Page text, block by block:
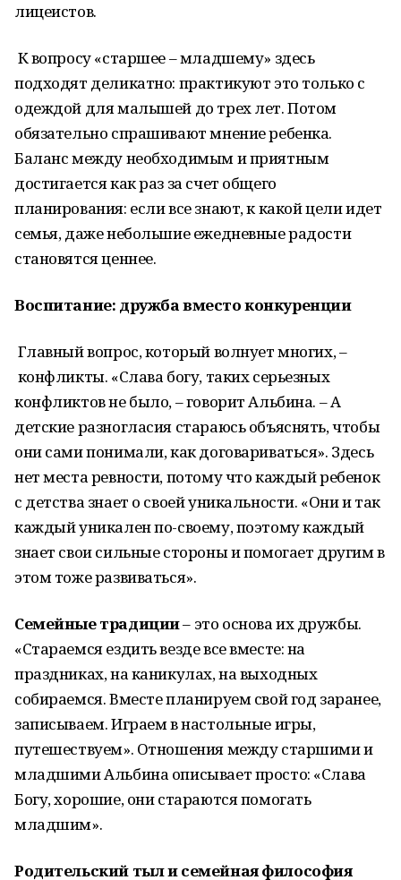
лицеистов.
К вопросу «старшее – младшему» здесь
подходят деликатно: практикуют это только с
одеждой для малышей до трех лет. Потом
обязательно спрашивают мнение ребенка.
Баланс между необходимым и приятным
достигается как раз за счет общего
планирования: если все знают, к какой цели идет
семья, даже небольшие ежедневные радости
становятся ценнее.
Воспитание: дружба вместо конкуренции
Главный вопрос, который волнует многих, –
конфликты. «Слава богу, таких серьезных
конфликтов не было, – говорит Альбина. – А
детские разногласия стараюсь объяснять, чтобы
они сами понимали, как договариваться». Здесь
нет места ревности, потому что каждый ребенок
с детства знает о своей уникальности. «Они и так
каждый уникален по-своему, поэтому каждый
знает свои сильные стороны и помогает другим в
этом тоже развиваться».
Семейные традиции– это основа их дружбы.
«Стараемся ездить везде все вместе: на
праздниках, на каникулах, на выходных
собираемся. Вместе планируем свой год заранее,
записываем. Играем в настольные игры,
путешествуем». Отношения между старшими и
младшими Альбина описывает просто: «Слава
Богу, хорошие, они стараются помогать
младшим».
Родительский тыл и семейная философия